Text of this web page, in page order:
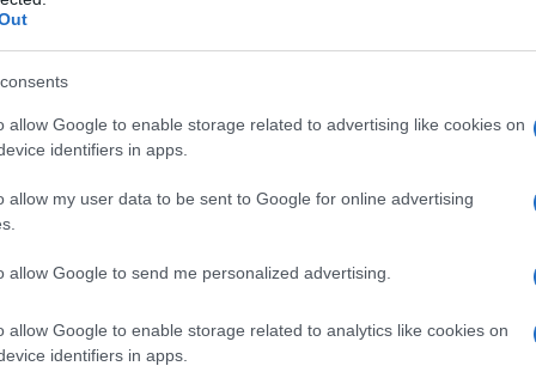
allow Google to enable storage related to advertising like cookies on
identifiers in apps.
allow my user data to be sent to Google for online advertising
allow Google to send me personalized advertising.
allow Google to enable storage related to analytics like cookies on
identifiers in apps.